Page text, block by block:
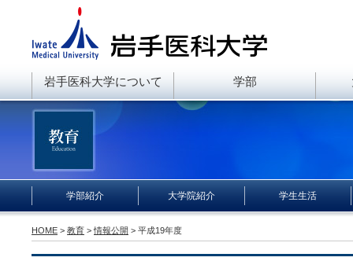
岩手医科大学について 学部
学部紹介 大学院紹介 学生生活
HOME > 教育 >情報公開 > 平成19年度